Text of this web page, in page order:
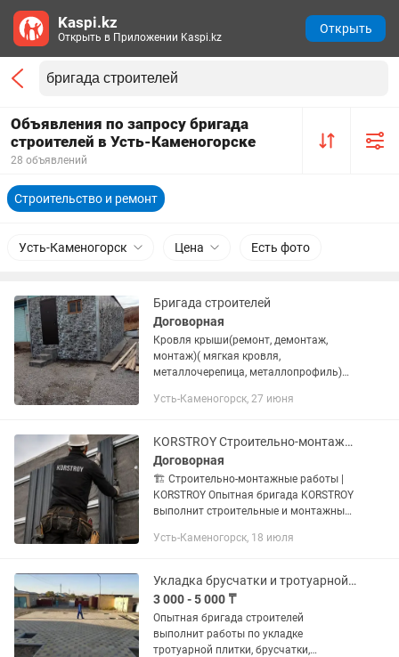
Объявления по запросу бригада
строителей в Усть-Каменогорске
28 объявлений
Строительство и ремонт
Усть-Каменогорск Цена Есть фото
Бригада строителей
Договорная
Кровля крыши(ремонт, демонтаж,
монтаж)( мягкая кровля,
металлочерепица, металлопрофиль)
(сайдинг,металлопрофиль,
ограждений любой сложности
Усть-Каменогорск, 27 июня
KORSTROY Строительно-монтажные работы любой сложности. Усть-Каменогорск
Договорная
🏗️ Строительно-монтажные работы |
KORSTROY Опытная бригада KORSTROY
выполнит строительные и монтажные
аккуратно и в оговоренные сроки.
Усть-Каменогорск, 18 июля
Укладка брусчатки и тротуарной плитки
3 000 - 5 000 ₸
Опытная бригада строителей
выполнит работы по укладке
тротуарной плитки, брусчатки,
Kaspi.kz
Открыть в Приложении Kaspi.kz
Открыть